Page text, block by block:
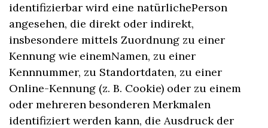
identifizierbar wird eine natürlichePerson
angesehen, die direkt oder indirekt,
insbesondere mittels Zuordnung zu einer
Kennung wie einemNamen, zu einer
Kennnummer, zu Standortdaten, zu einer
Online-Kennung (z. B. Cookie) oder zu einem
oder mehreren besonderen Merkmalen
identifiziert werden kann, die Ausdruck der